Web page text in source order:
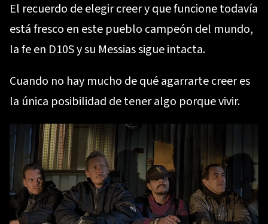
El recuerdo de elegir creer y que funcione todavía
está fresco en este pueblo campeón del mundo,
la fe en D10S y su Messias sigue intacta.
Cuando no hay mucho de qué agarrarte creer es
la única posibilidad de tener algo porque vivir.